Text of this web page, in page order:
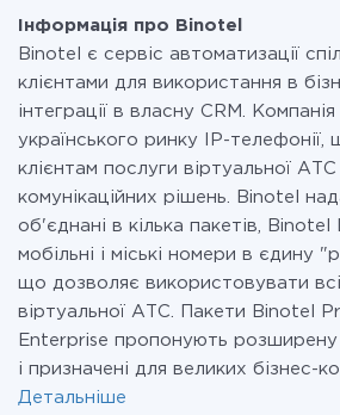
при необхідності. Детальніше про
Інформація про Binotel
Binotel є сервіс автоматизації
клієнтами для використання в
інтеграції в власну CRM.
українського ринку IP-
клієнтам послуги віртуальної АТС
комунікаційних рішень. Binotel
об'єднані в кілька пакетів,
мобільні і міські номери в єдину
що дозволяє використовувати
віртуальної АТС. Пакети Binotel
Enterprise пропонують розширену
і призначені для великих бізнес-
Детальніше